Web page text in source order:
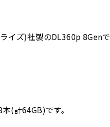
イズ)社製のDL360p 8Genで
(計64GB)です。